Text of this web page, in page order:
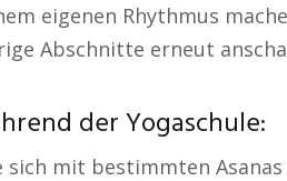
eigenen Rhythmus
Abschnitte erneut
der Yogaschule:
sich mit bestimmten